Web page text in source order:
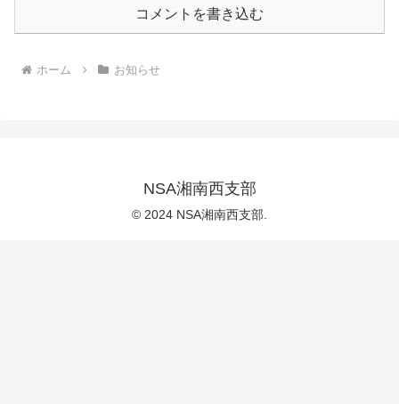
コメントを書き込む
ホーム お知らせ
NSA湘南西支部
© 2024 NSA湘南西支部.